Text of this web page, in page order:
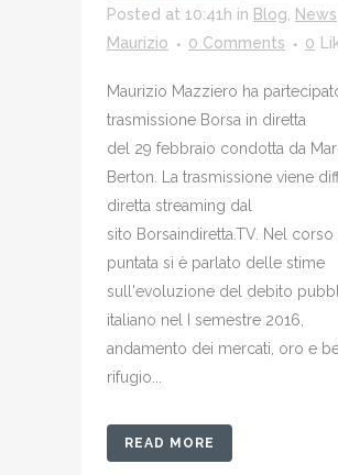
Posted at 10:41h in Blog, News
Maurizio
0 Comments 0
Maurizio Mazziero ha
trasmissione Borsa in diretta
del 29 febbraio condotta da
Berton. La trasmissione viene
diretta streaming dal
sito Borsaindiretta.TV. Nel
puntata si è parlato delle stime
sull'evoluzione del debito
italiano nel I semestre 2016,
andamento dei mercati, oro e
rifugio...
READ MORE